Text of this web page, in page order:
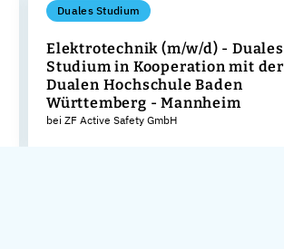
Duales Studium
Elektrotechnik (m/w/d) - Duales
Studium in Kooperation mit der
Dualen Hochschule Baden
Württemberg - Mannheim
bei ZF Active Safety GmbH